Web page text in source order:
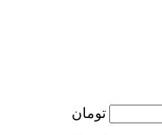
تومان